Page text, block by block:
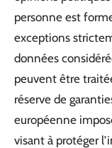
personne est
exceptions
données
peuvent être
réserve de
européenne
visant à protéger